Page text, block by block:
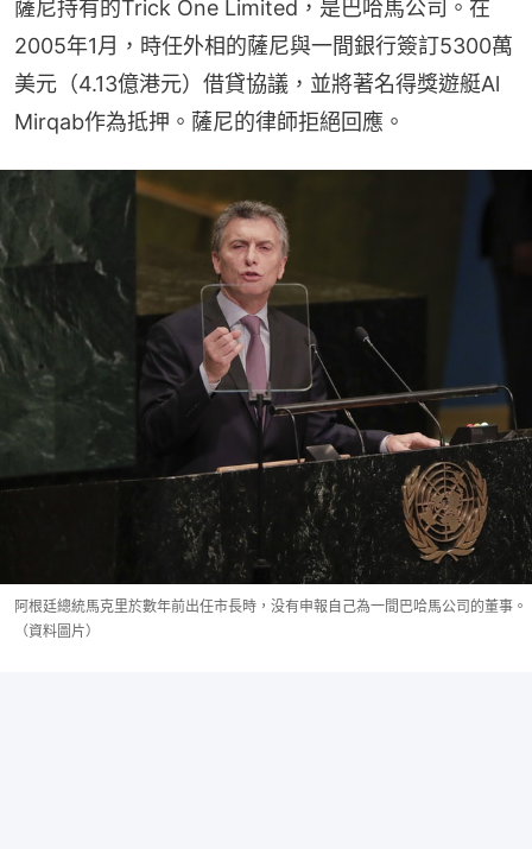
薩尼持有的Trick One Limited，是巴哈馬公司。在
2005年1月，時任外相的薩尼與一間銀行簽訂5300萬
美元（4.13億港元）借貸協議，並將著名得獎遊艇Al
Mirqab作為抵押。薩尼的律師拒絕回應。
阿根廷總統馬克里於數年前出任市長時，没有申報自己為一間巴哈馬公司的董事。
（資料圖片）